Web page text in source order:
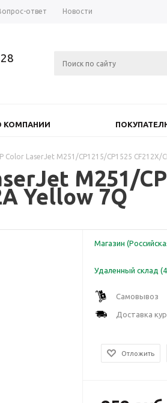
ответ Новости
КОМПАНИИ
Color LaserJet M251/CP1215/CP1525 CF212X/
M251/
Yellow 7Q
Магазин
Удаленный склад
Самовывоз
Доставка
Отложить